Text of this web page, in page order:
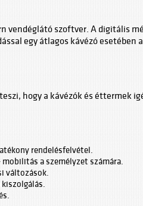
vendéglátó szoftver. A digitális
egy átlagos kávézó esetében a
hogy a kávézók és éttermek
rendelésfelvétel.
a személyzet számára.
változások.
kiszolgálás.